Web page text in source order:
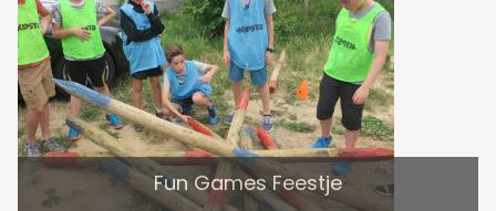
Fun Games Feestje